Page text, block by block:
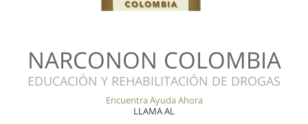
NARCONON COLOMBIA
EDUCACIÓN Y REHABILITACIÓN DE DROGAS
Encuentra Ayuda Ahora
LLAMA AL